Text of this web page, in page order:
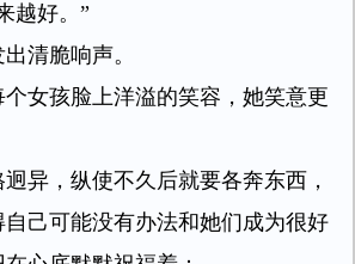
越好。”
清脆响声。
女孩脸上洋溢的笑容，她笑意更
异，纵使不久后就要各奔东西，
己可能没有办法和她们成为很好